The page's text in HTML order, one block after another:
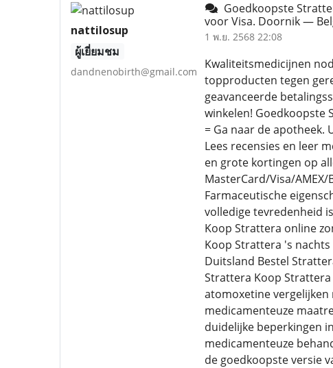
nattilosup
ผู้เยี่ยมชม
dandnenobirth@gmail.com
Goedkoopste
voor Visa. Doornik —
1 พ.ย. 2568 22:08
Kwaliteitsmedicijnen
topproducten tegen
geavanceerde
winkelen! Goedkoopste
= Ga naar de
Lees recensies en leer
en grote kortingen op
MasterCard/Visa/
Farmaceutische
volledige tevredenheid
Koop Strattera online
Koop Strattera 's
Duitsland Bestel
Strattera Koop
atomoxetine vergelijken
medicamenteuze
duidelijke beperkingen
medicamenteuze
de goedkoopste versie